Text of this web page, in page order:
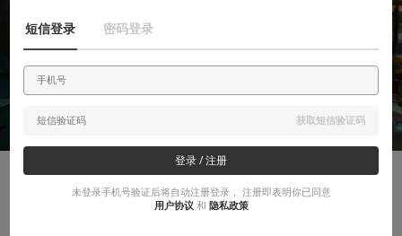
短信登录 密码登录
获取短信验证码
登录 / 注册
未登录手机号验证后将自动注册登录， 注册即表明你已同意
用户协议 和 隐私政策